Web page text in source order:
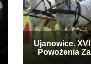
Ujanowice.
Powożenia